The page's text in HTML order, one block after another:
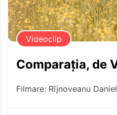
Videoclip
Comparația, de
Filmare: Rîjnoveanu